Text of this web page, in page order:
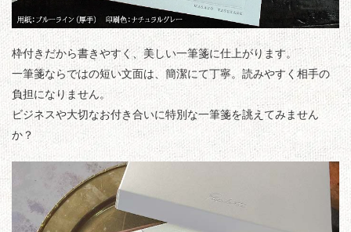
枠付きだから書きやすく、美しい一筆箋に仕上がります。
一筆箋ならではの短い文面は、簡潔にて丁寧。読みやすく相手の
負担になりません。
ビジネスや大切なお付き合いに特別な一筆箋を誂えてみません
か？